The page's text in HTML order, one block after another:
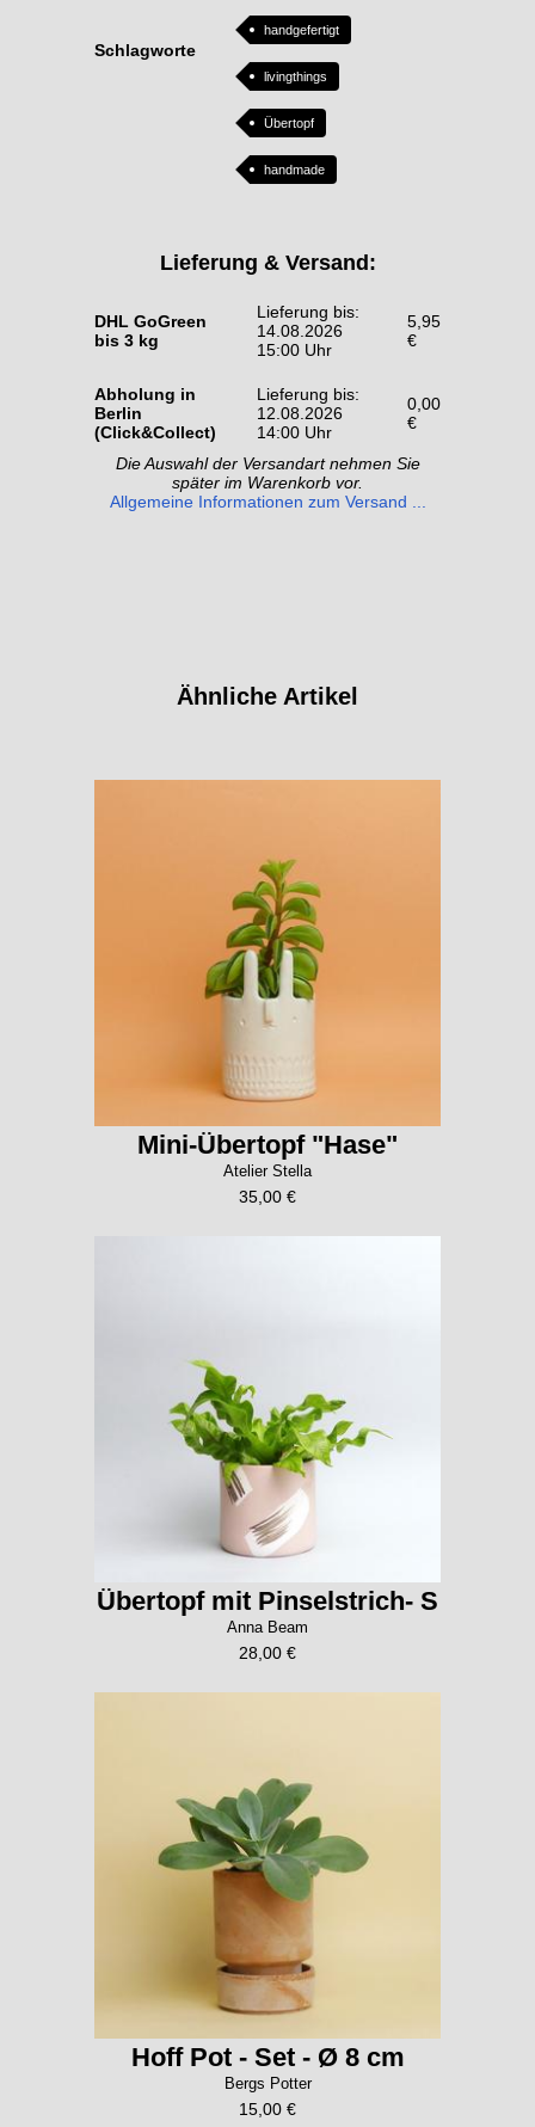
Schlagworte
handgefertigt
livingthings
Übertopf
handmade
Lieferung & Versand:
DHL GoGreen
bis 3 kg
Lieferung bis:
14.08.2026
15:00 Uhr
5,95
€
Abholung in
Berlin
(Click&Collect)
Lieferung bis:
12.08.2026
14:00 Uhr
0,00
€
Die Auswahl der Versandart nehmen Sie
später im Warenkorb vor.
Allgemeine Informationen zum Versand ...
Ähnliche Artikel
Mini-Übertopf "Hase"
Atelier Stella
35,00 €
Übertopf mit Pinselstrich- S
Anna Beam
28,00 €
Hoff Pot - Set - Ø 8 cm
Bergs Potter
15,00 €